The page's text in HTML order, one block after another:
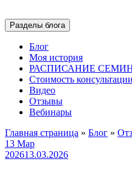
Разделы блога
Блог
Моя история
РАСПИСАНИЕ
Стоимость консультации
Видео
Отзывы
Вебинары
Главная страница » Блог »
13 Мар
202613.03.2026